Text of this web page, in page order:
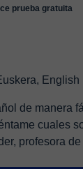
prueba gratuita
English
de manera
cuales
Soy Eider,